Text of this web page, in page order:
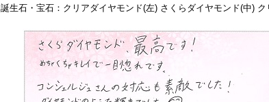
誕生石・宝石：クリアダイヤモンド(左) さくらダイヤモンド(中)